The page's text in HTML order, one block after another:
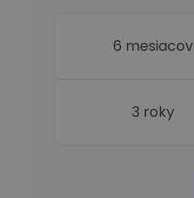
6 mesiacov
3 roky